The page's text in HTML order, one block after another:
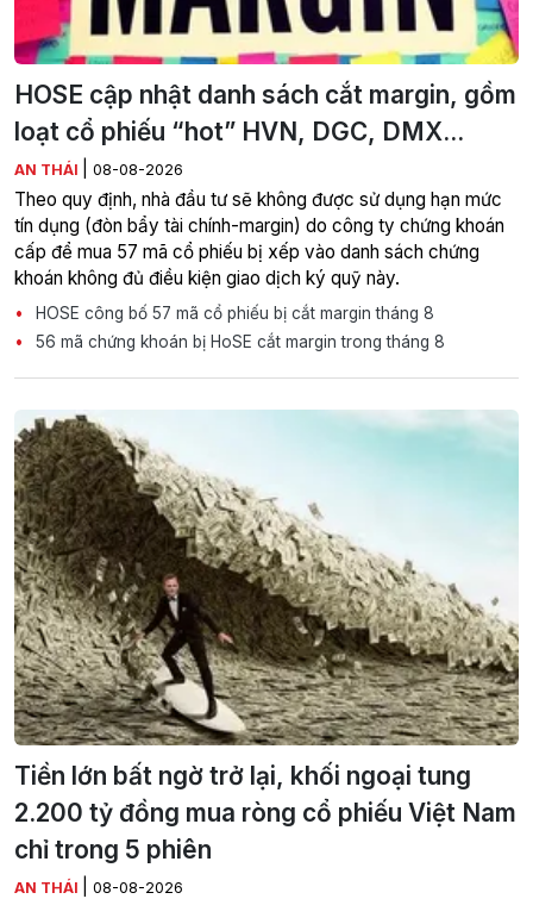
HOSE cập nhật danh sách cắt margin, gồm
loạt cổ phiếu “hot” HVN, DGC, DMX...
AN THÁI 08-08-2026
Theo quy định, nhà đầu tư sẽ không được sử dụng hạn mức
tín dụng (đòn bẩy tài chính-margin) do công ty chứng khoán
cấp để mua 57 mã cổ phiếu bị xếp vào danh sách chứng
khoán không đủ điều kiện giao dịch ký quỹ này.
HOSE công bố 57 mã cổ phiếu bị cắt margin tháng 8
56 mã chứng khoán bị HoSE cắt margin trong tháng 8
Tiền lớn bất ngờ trở lại, khối ngoại tung
2.200 tỷ đồng mua ròng cổ phiếu Việt Nam
chỉ trong 5 phiên
AN THÁI 08-08-2026